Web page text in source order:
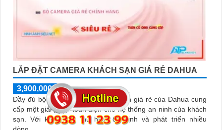
LẮP ĐẶT CAMERA KHÁCH SẠN GIÁ RẺ DAHUA
3,900,000 ₫
6,400,000 ₫
Đầy đủ bộ lắp đặt camera khách sạn giá rẻ của Dahua cung
cấp một giải pháp toàn diện cho hệ thống an ninh của khách
sạn. Với khả năng thu hình ổn định và phát triển nhiều